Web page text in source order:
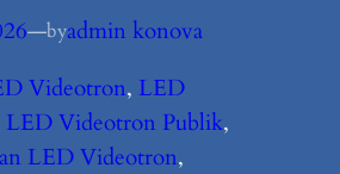
—byadmin konova
Videotron, LED
LED Videotron Publik
LED Videotron